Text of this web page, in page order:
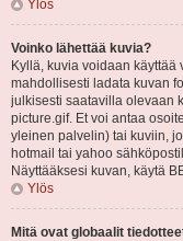
Ylös
Voinko lähettää kuvia?
Kyllä, kuvia voidaan
mahdollisesti ladata kuvan
julkisesti saatavilla olevaan
picture.gif. Et voi antaa
yleinen palvelin) tai kuviin,
hotmail tai yahoo
Näyttääksesi kuvan, käytä
Ylös
Mitä ovat globaalit